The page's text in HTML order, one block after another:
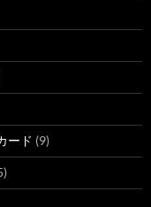
ード (9)